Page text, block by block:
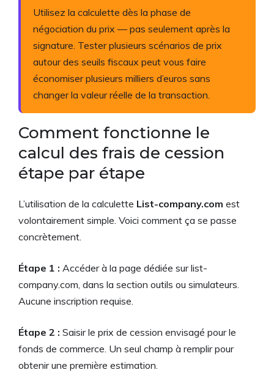
Utilisez la calculette dès la phase de
négociation du prix — pas seulement après la
signature. Tester plusieurs scénarios de prix
autour des seuils fiscaux peut vous faire
économiser plusieurs milliers d’euros sans
changer la valeur réelle de la transaction.
Comment fonctionne le
calcul des frais de cession
étape par étape
L’utilisation de la calculette List-company.com est
volontairement simple. Voici comment ça se passe
concrètement.
Étape 1 : Accéder à la page dédiée sur list-
company.com, dans la section outils ou simulateurs.
Aucune inscription requise.
Étape 2 : Saisir le prix de cession envisagé pour le
fonds de commerce. Un seul champ à remplir pour
obtenir une première estimation.